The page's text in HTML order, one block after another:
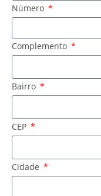
Número
Complemento
Bairro
CEP
Cidade